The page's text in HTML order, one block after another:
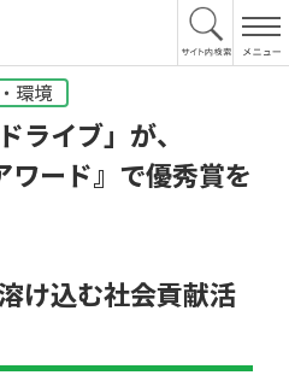
環境
ライブ」が、
ワード』で優秀賞を
け込む社会貢献活